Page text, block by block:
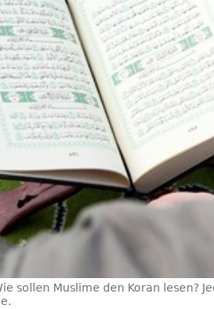
sollen Muslime den Koran lesen?